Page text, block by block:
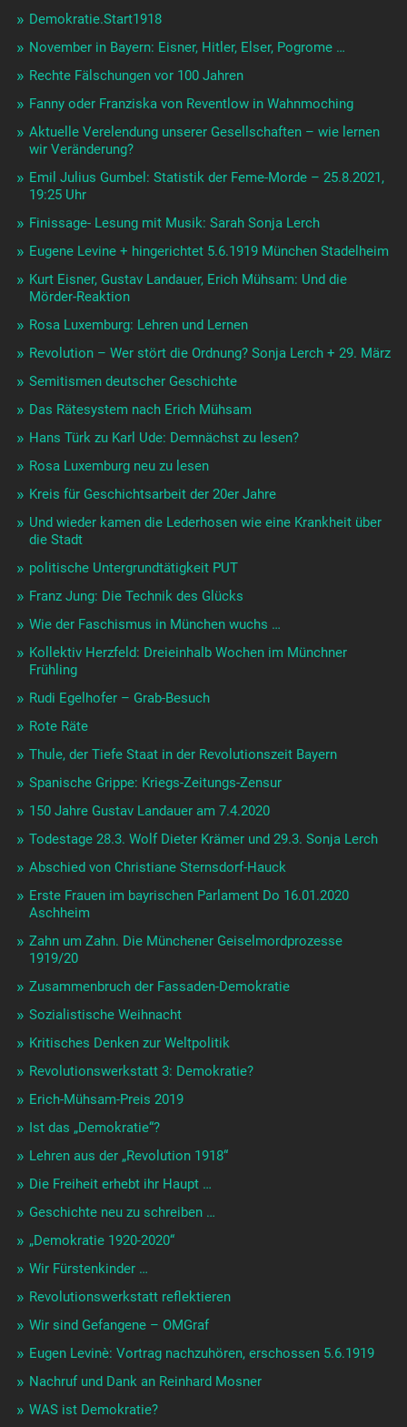
Demokratie.Start1918
November in Bayern: Eisner, Hitler, Elser, Pogrome …
Rechte Fälschungen vor 100 Jahren
Fanny oder Franziska von Reventlow in Wahnmoching
Aktuelle Verelendung unserer Gesellschaften – wie lernen
wir Veränderung?
Emil Julius Gumbel: Statistik der Feme-Morde – 25.8.2021,
19:25 Uhr
Finissage- Lesung mit Musik: Sarah Sonja Lerch
Eugene Levine + hingerichtet 5.6.1919 München Stadelheim
Kurt Eisner, Gustav Landauer, Erich Mühsam: Und die
Mörder-Reaktion
Rosa Luxemburg: Lehren und Lernen
Revolution – Wer stört die Ordnung? Sonja Lerch + 29. März
Semitismen deutscher Geschichte
Das Rätesystem nach Erich Mühsam
Hans Türk zu Karl Ude: Demnächst zu lesen?
Rosa Luxemburg neu zu lesen
Kreis für Geschichtsarbeit der 20er Jahre
Und wieder kamen die Lederhosen wie eine Krankheit über
die Stadt
politische Untergrundtätigkeit PUT
Franz Jung: Die Technik des Glücks
Wie der Faschismus in München wuchs …
Kollektiv Herzfeld: Dreieinhalb Wochen im Münchner
Frühling
Rudi Egelhofer – Grab-Besuch
Rote Räte
Thule, der Tiefe Staat in der Revolutionszeit Bayern
Spanische Grippe: Kriegs-Zeitungs-Zensur
150 Jahre Gustav Landauer am 7.4.2020
Todestage 28.3. Wolf Dieter Krämer und 29.3. Sonja Lerch
Abschied von Christiane Sternsdorf-Hauck
Erste Frauen im bayrischen Parlament Do 16.01.2020
Aschheim
Zahn um Zahn. Die Münchener Geiselmordprozesse
1919/20
Zusammenbruch der Fassaden-Demokratie
Sozialistische Weihnacht
Kritisches Denken zur Weltpolitik
Revolutionswerkstatt 3: Demokratie?
Erich-Mühsam-Preis 2019
Ist das „Demokratie“?
Lehren aus der „Revolution 1918“
Die Freiheit erhebt ihr Haupt …
Geschichte neu zu schreiben …
„Demokratie 1920-2020“
Wir Fürstenkinder …
Revolutionswerkstatt reflektieren
Wir sind Gefangene – OMGraf
Eugen Levinè: Vortrag nachzuhören, erschossen 5.6.1919
Nachruf und Dank an Reinhard Mosner
WAS ist Demokratie?